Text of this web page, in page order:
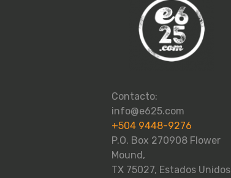
Contacto:
info@e625.com
+504 9448-9276
P.O. Box 270908 Flower
Mound,
TX 75027, Estados Unidos